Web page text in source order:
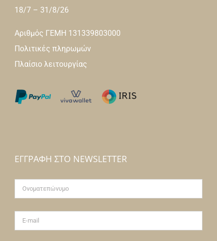
18/7 – 31/8/26
Αριθμός ΓΕΜΗ 131339803000
Πολιτικές πληρωμών
Πλαίσιο λειτουργίας
ΕΓΓΡΑΦΉ ΣΤΟ NEWSLETTER